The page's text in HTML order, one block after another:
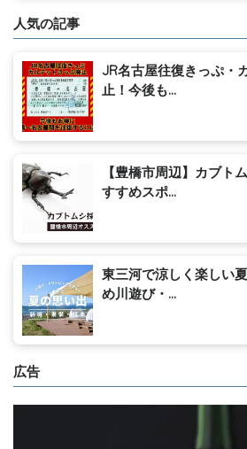
人気の記事
JR名古屋往復きっぷ・
止！今後も...
【豊橋市周辺】カブト
すすめスポ...
東三河で涼しく楽しい
め川遊び・...
広告